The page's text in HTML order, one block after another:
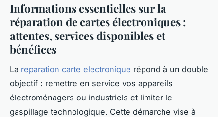
Informations essentielles sur la
réparation de cartes électroniques :
attentes, services disponibles et
bénéfices
La reparation carte electronique répond à un double
objectif : remettre en service vos appareils
électroménagers ou industriels et limiter le
gaspillage technologique. Cette démarche vise à